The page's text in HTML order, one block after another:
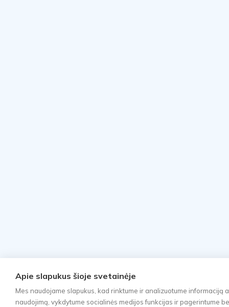
Apie slapukus šioje svetainėje
Mes naudojame slapukus, kad rinktume ir analizuotume informaciją
naudojimą, vykdytume socialinės medijos funkcijas ir pagerintume